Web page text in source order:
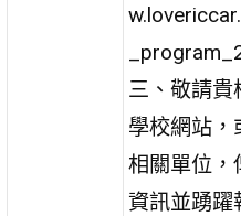
三、敬請貴
學校網站，
相關單位，
資訊並踴躍